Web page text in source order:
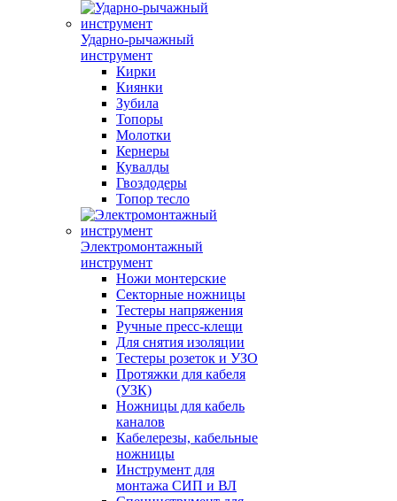
Ударно-рычажный
инструмент
Кирки
Киянки
Зубила
Топоры
Молотки
Кернеры
Кувалды
Гвоздодеры
Топор тесло
Электромонтажный
инструмент
Ножи монтерские
Секторные ножницы
Тестеры напряжения
Ручные пресс-клещи
Для снятия изоляции
Тестеры розеток и УЗО
Протяжки для кабеля
(УЗК)
Ножницы для кабель
каналов
Кабелерезы, кабельные
ножницы
Инструмент для
монтажа СИП и ВЛ